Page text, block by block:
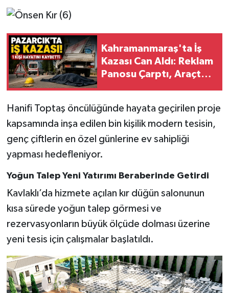
Kahramanmaraş'ta İş
Kazası Can Aldı: Reklam
Panosu Çarptı, Araçtan
Hanifi Toptaş öncülüğünde hayata geçirilen proje
kapsamında inşa edilen bin kişilik modern tesisin,
genç çiftlerin en özel günlerine ev sahipliği
yapması hedefleniyor.
Yoğun Talep Yeni Yatırımı Beraberinde Getirdi
Kavlaklı’da hizmete açılan kır düğün salonunun
kısa sürede yoğun talep görmesi ve
rezervasyonların büyük ölçüde dolması üzerine
yeni tesis için çalışmalar başlatıldı.
BİLİMNET
Yemek
SİVİL TOPLUM
KİM KİMDİR
KİTAP
HEDEF2020
OTOMOBİL
MİZAH